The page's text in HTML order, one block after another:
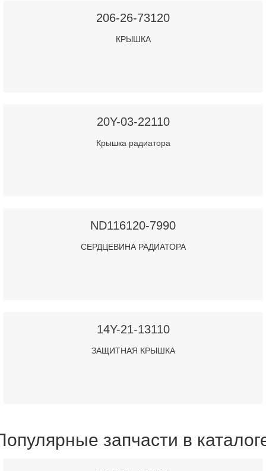
206-26-73120
КРЫШКА
20Y-03-22110
Крышка радиатора
ND116120-7990
СЕРДЦЕВИНА РАДИАТОРА
14Y-21-13110
ЗАЩИТНАЯ КРЫШКА
запчасти в